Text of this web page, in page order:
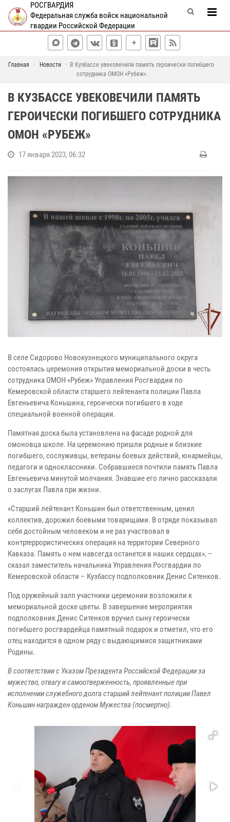
РОСГВАРДИЯ
Федеральная служба войск национальной
гвардии Российской Федерации
Главная Новости
В Кузбассе увековечили память героически погибшего
сотрудника ОМОН «Рубеж»
В КУЗБАССЕ УВЕКОВЕЧИЛИ ПАМЯТЬ
ГЕРОИЧЕСКИ ПОГИБШЕГО СОТРУДНИКА
ОМОН «РУБЕЖ»
17 января 2023, 06:32
В селе Сидорово Новокузнецкого муниципального округа
состоялась церемония открытия мемориальной доски в честь
сотрудника ОМОН «Рубеж» Управления Росгвардии по
Кемеровской области старшего лейтенанта полиции Павла
Евгеньевича Коньшина, героически погибшего в ходе
специальной военной операции.
Памятная доска была установлена на фасаде родной для
омоновца школе. На церемонию пришли родные и близкие
погибшего, сослуживцы, ветераны боевых действий, юнармейцы,
педагоги и одноклассники. Собравшиеся почтили память Павла
Евгеньевича минутой молчания. Знавшие его лично рассказали
о заслугах Павла при жизни.
«Старший лейтенант Коньшин был ответственным, ценил
коллектив, дорожил боевыми товарищами. В отряде показывал
себя достойным человеком и не раз участвовал в
контртеррористических операция на территории Северного
Кавказа. Память о нем навсегда останется в наших сердцах», –
сказал заместитель начальника Управления Росгвардии по
Кемеровской области – Кузбассу подполковник Денис Ситенков.
Под оружейный залп участники церемонии возложили к
мемориальной доске цветы. В завершение мероприятия
подполковник Денис Ситенков вручил сыну героически
погибшего росгвардейца памятный подарок и отметил, что его
отец находится в одном ряду с выдающимися защитниками
Родины.
В соответствии с Указом Президента Российской Федерации за
мужество, отвагу и самоотверженность, проявленные при
исполнении служебного долга старший лейтенант полиции Павел
Коньшин награжден орденом Мужества (посмертно).